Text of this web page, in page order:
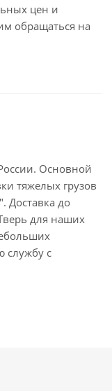
цен и
обращаться на
Основной
тяжелых грузов
Доставка до
для наших
службу с